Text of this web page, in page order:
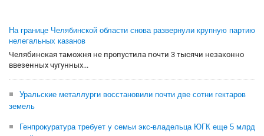
На границе Челябинской области снова развернули крупную партию
нелегальных казанов
Челябинская таможня не пропустила почти 3 тысячи незаконно
ввезенных чугунных...
Уральские металлурги восстановили почти две сотни гектаров
земель
Генпрокуратура требует у семьи экс-владельца ЮГК еще 5 млрд